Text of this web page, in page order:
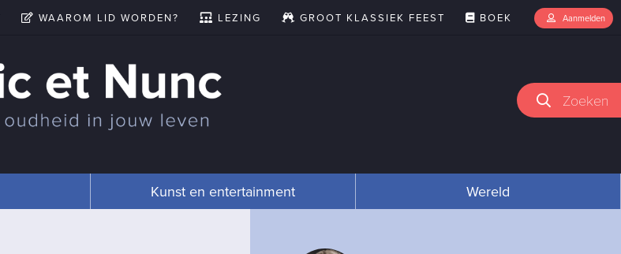
WAAROM LID WORDEN? LEZING GROOT KLASSIEK FEEST BOEK Aanmelden
Zoeken
Kunst en entertainment Wereld